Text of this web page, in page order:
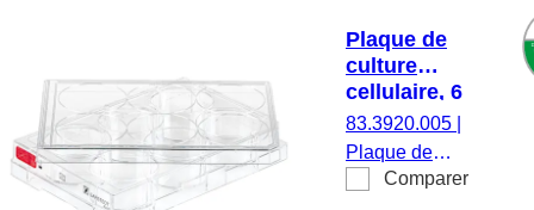
suspension,
code couleur :
TC Tested, 1
pièce(s)/blister
Plaque de
culture
cellulaire, 6
puits,
surface :
Standard,
fond plat
83.3920.005
Plaque de
cultureComparer